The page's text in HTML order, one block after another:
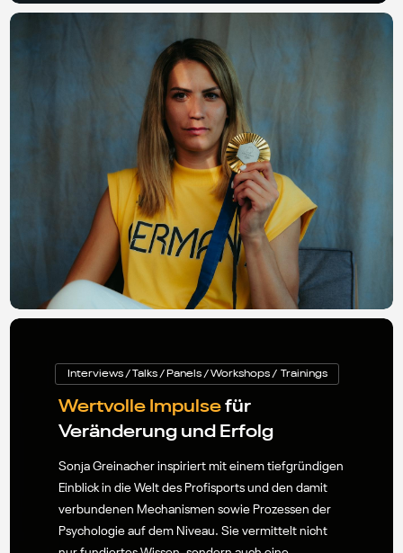
Interviews / Talks / Panels / Workshops / Trainings
Wertvolle Impulse für
Veränderung und Erfolg
Sonja Greinacher inspiriert mit einem tiefgründigen
Einblick in die Welt des Profisports und den damit
verbundenen Mechanismen sowie Prozessen der
Psychologie auf dem Niveau. Sie vermittelt nicht